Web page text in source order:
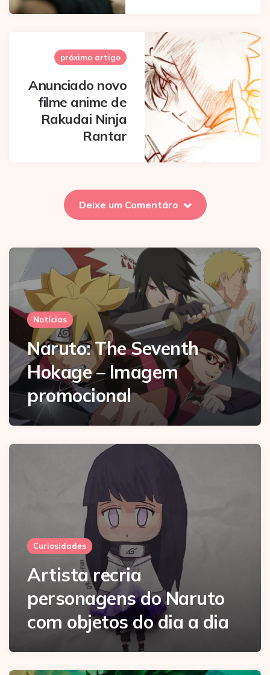
próximo artigo
Anunciado novo
filme anime de
Rakudai Ninja
Rantar
Deixe um Comentáro
Notícias
Naruto: The Seventh
Hokage – Imagem
promocional
Curiosidades
Artista recria
personagens do Naruto
com objetos do dia a dia